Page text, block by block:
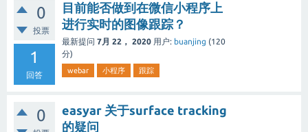
0
投票
1
回答
目前能否做到在微信小程序上
进行实时的图像跟踪？
最新提问 7月 22， 2020 用户: buanjing (120
分)
webar 小程序 跟踪
0
easyar 关于surface tracking
的疑问